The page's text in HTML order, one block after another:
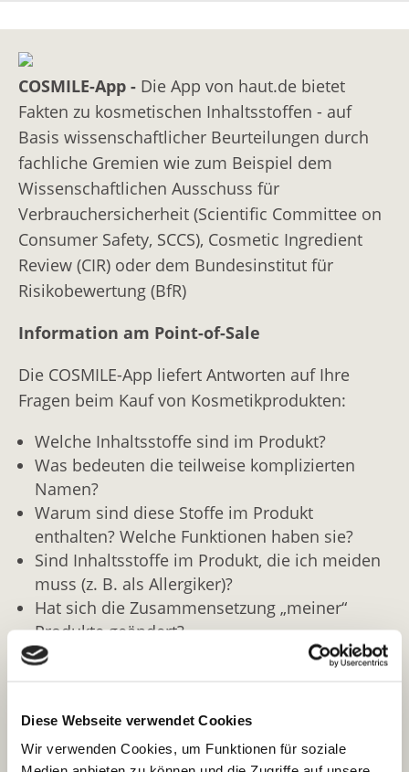
Diese Webseite verwendet Cookies
Wir verwenden Cookies, um Funktionen für soziale
Wachse
Ölkomponenten
COSMILE-App - Die App von haut.de bietet
Fakten zu kosmetischen Inhaltsstoffen - auf
Basis wissenschaftlicher Beurteilungen durch
fachliche Gremien wie zum Beispiel dem
Wissenschaftlichen Ausschuss für
Verbrauchersicherheit (Scientific Committee on
Consumer Safety, SCCS), Cosmetic Ingredient
Review (CIR) oder dem Bundesinstitut für
Risikobewertung (BfR)
Information am Point-of-Sale
Die COSMILE-App liefert Antworten auf Ihre
Fragen beim Kauf von Kosmetikprodukten:
Welche Inhaltsstoffe sind im Produkt?
Was bedeuten die teilweise komplizierten
Namen?
Warum sind diese Stoffe im Produkt
enthalten? Welche Funktionen haben sie?
Sind Inhaltsstoffe im Produkt, die ich meiden
muss (z. B. als Allergiker)?
Hat sich die Zusammensetzung „meiner“
Produkte geändert?
Was bedeuten die Siegel auf dem Produkt?
Mit COSMILE alles über Inhaltsstoffe